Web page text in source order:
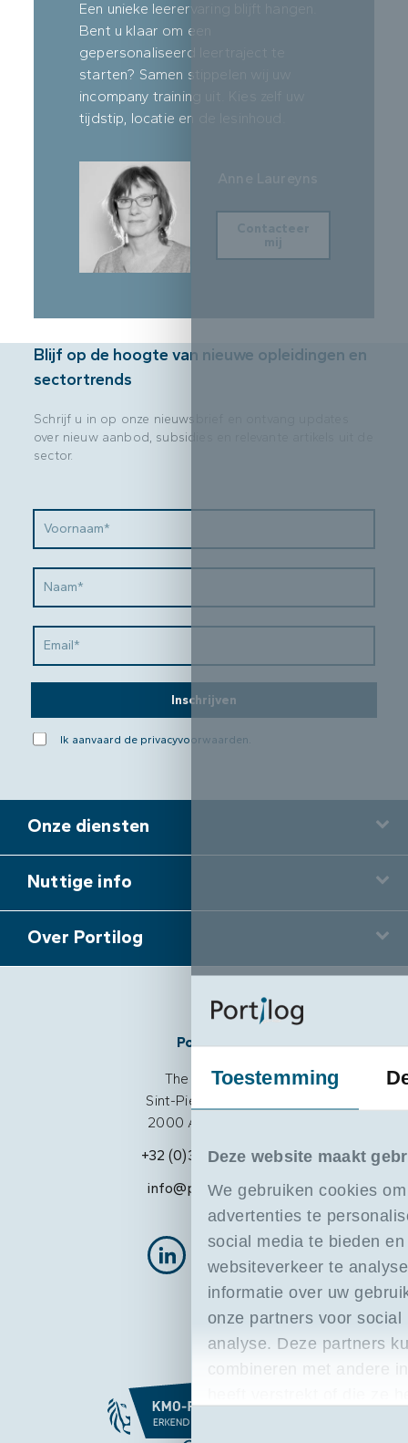
Toestemming
Deze website maakt
We gebruiken cookies
advertenties te
social media te bieden
websiteverkeer te
informatie over uw
onze partners voor
analyse. Deze partners
Een unieke leerervaring blijft hangen.
Bent u klaar om een
gepersonaliseerd leertraject te
starten? Samen stippelen wij uw
incompany training uit. Kies zelf uw
tijdstip, locatie en de lesinhoud.
Blijf op de hoogte van nieuwe opleidingen en
sectortrends
Schrijf u in op onze nieuwsbrief en ontvang updates
over nieuw aanbod, subsidies en relevante artikels uit de
sector.
Inschrijven
Ik aanvaard de privacyvoorwaarden.
Onze diensten
Nuttige info
Over Portilog
Portilog
The Beacon
Sint-Pietersvliet 7
2000 Antwerpen
+32 (0)3 205 18 88
info@portilog.be